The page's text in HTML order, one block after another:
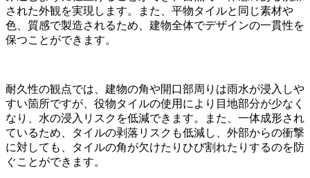
された外観を実現します。また、平物タイルと同じ素材や
色、質感で製造されるため、建物全体でデザインの一貫性を
保つことができます。
耐久性の観点では、建物の角や開口部周りは雨水が浸入しや
すい箇所ですが、役物タイルの使用により目地部分が少なく
なり、水の浸入リスクを低減できます。また、一体成形され
ているため、タイルの剥落リスクも低減し、外部からの衝撃
に対しても、タイルの角が欠けたりひび割れたりするのを防
ぐことができます。